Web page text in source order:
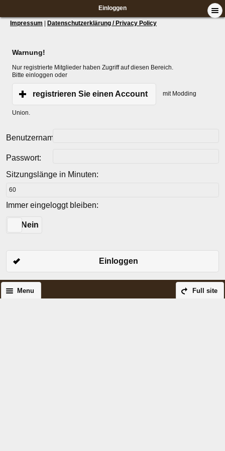
Einloggen
Impressum Datenschutzerklärung / Privacy Policy
Warnung!
Nur registrierte Mitglieder haben Zugriff auf diesen Bereich.
Bitte einloggen oder
registrieren Sie einen Account mit Modding
Union.
Benutzername:
Passwort:
Sitzungslänge in Minuten:
Immer eingeloggt bleiben:
Nein
Einloggen
Full site
Menu